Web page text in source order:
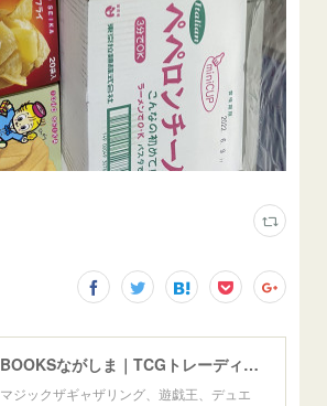
BOOKSながしま｜TCGトレーディングカードゲーム群馬県高崎市
マジックザギャザリング、遊戯王、デュエ